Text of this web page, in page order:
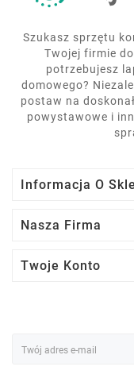
Szukasz sprzętu
Twojej firmie
potrzebujesz
domowego?
postaw na
powystawowe i
Informacja O
Nasza Firma
Twoje Konto